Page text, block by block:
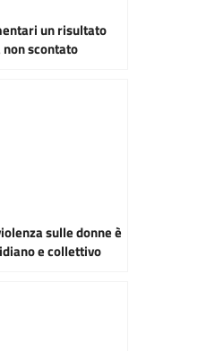
un risultato
scontato
sulle donne è
e collettivo